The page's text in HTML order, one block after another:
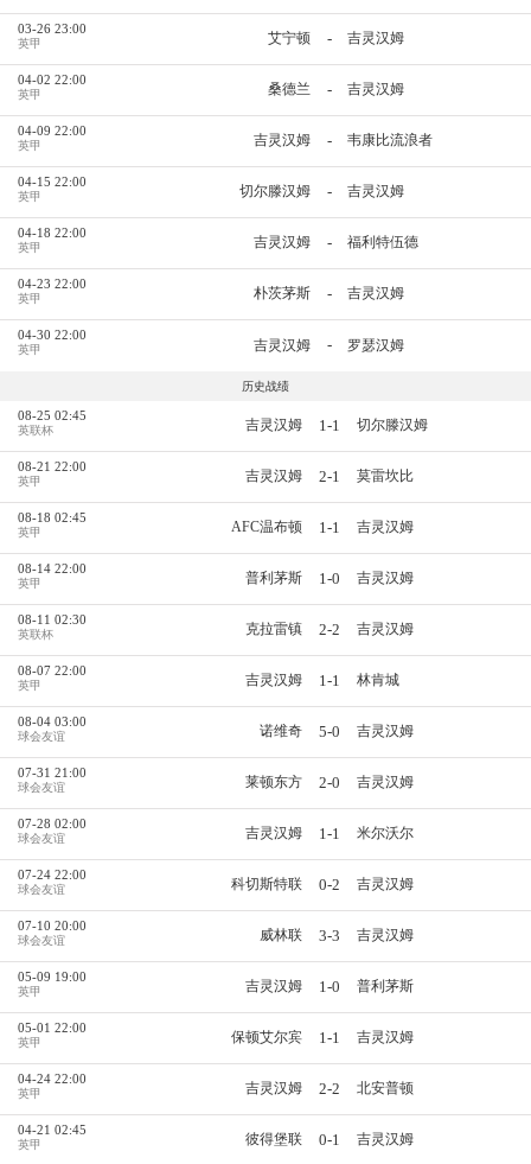
03-26 23:00
英甲 艾宁顿 - 吉灵汉姆
04-02 22:00
英甲 桑德兰 - 吉灵汉姆
04-09 22:00
英甲 吉灵汉姆 - 韦康比流浪者
04-15 22:00
英甲 切尔滕汉姆 - 吉灵汉姆
04-18 22:00
英甲 吉灵汉姆 - 福利特伍德
04-23 22:00
英甲 朴茨茅斯 - 吉灵汉姆
04-30 22:00
英甲 吉灵汉姆 - 罗瑟汉姆
历史战绩
08-25 02:45
英联杯 吉灵汉姆 1-1 切尔滕汉姆
08-21 22:00
英甲 吉灵汉姆 2-1 莫雷坎比
08-18 02:45
英甲 AFC温布顿 1-1 吉灵汉姆
08-14 22:00
英甲 普利茅斯 1-0 吉灵汉姆
08-11 02:30
英联杯 克拉雷镇 2-2 吉灵汉姆
08-07 22:00
英甲 吉灵汉姆 1-1 林肯城
08-04 03:00
球会友谊 诺维奇 5-0 吉灵汉姆
07-31 21:00
球会友谊 莱顿东方 2-0 吉灵汉姆
07-28 02:00
球会友谊 吉灵汉姆 1-1 米尔沃尔
07-24 22:00
球会友谊 科切斯特联 0-2 吉灵汉姆
07-10 20:00
球会友谊 威林联 3-3 吉灵汉姆
05-09 19:00
英甲 吉灵汉姆 1-0 普利茅斯
05-01 22:00
英甲 保顿艾尔宾 1-1 吉灵汉姆
04-24 22:00
英甲 吉灵汉姆 2-2 北安普顿
04-21 02:45
英甲 彼得堡联 0-1 吉灵汉姆